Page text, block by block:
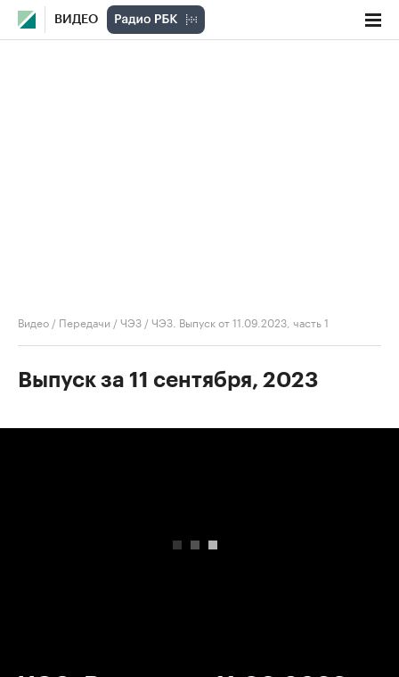
ВИДЕО
Видео / Передачи /ЧЭЗ /ЧЭЗ. Выпуск от 11.09.2023, часть 1
Выпуск за 11 сентября, 2023